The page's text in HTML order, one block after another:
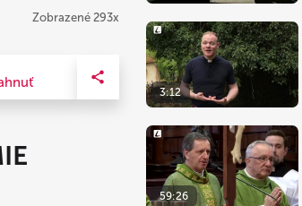
Zobrazené 293x
3:12
59:26